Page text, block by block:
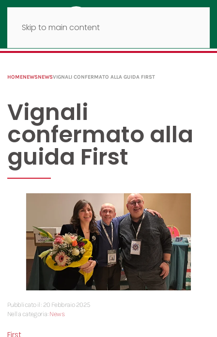
Skip to main content
HOMENEWSNEWSVIGNALI CONFERMATO ALLA GUIDA FIRST
Vignali
confermato alla
guida First
Pubblicato il: 20 Febbraio 2025
Nella categoria:News